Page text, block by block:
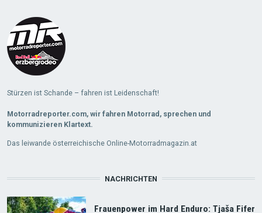
Stürzen ist Schande – fahren ist Leidenschaft!
Motorradreporter.com, wir fahren Motorrad, sprechen und
kommunizieren Klartext.
Das leiwande österreichische Online-Motorradmagazin.at
NACHRICHTEN
Frauenpower im Hard Enduro: Tjaša Fifer